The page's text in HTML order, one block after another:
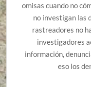
omisas cuando no
no investigan las
rastreadores no
investigadores
información,
eso los